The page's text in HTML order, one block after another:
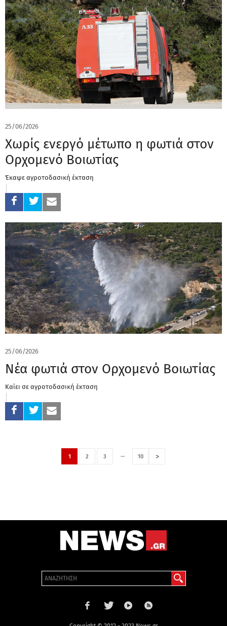
25/06/2026
Χωρίς ενεργό μέτωπο η φωτιά στον
Ορχομενό Βοιωτίας
Έκαψε αγροτοδασική έκταση
25/06/2026
Νέα φωτιά στον Ορχομενό Βοιωτίας
Καίει σε αγροτοδασική έκταση
1 2 3 … 10 >